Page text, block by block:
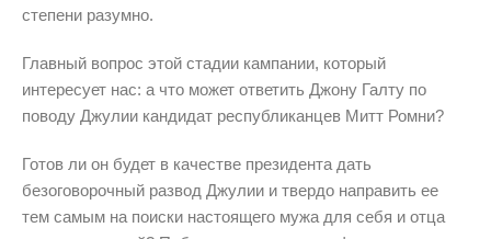
степени разумно.
Главный вопрос этой стадии кампании, который
интересует нас: а что может ответить Джону Галту по
поводу Джулии кандидат республиканцев Митт Ромни?
Готов ли он будет в качестве президента дать
безоговорочный развод Джулии и твердо направить ее
тем самым на поиски настоящего мужа для себя и отца